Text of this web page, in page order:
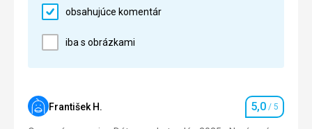
obsahujúce komentár
iba s obrázkami
František H. Hodnotenie
5,0 / 5